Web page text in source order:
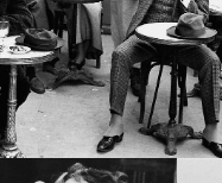
ПОКАЗАТЬ ЕЩЕ